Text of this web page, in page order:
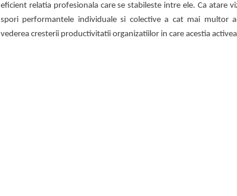
eficient relatia profesionala care se stabileste intre ele. Ca atare
spori performantele individuale si colective a cat mai multor
vederea cresterii productivitatii organizatiilor in care acestia